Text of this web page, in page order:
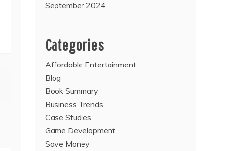
September 2024
Categories
Affordable Entertainment
Blog
Book Summary
Business Trends
Case Studies
Game Development
Save Money